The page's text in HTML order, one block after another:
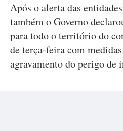
Após o alerta das
também o Governo
para todo o território do
de terça-feira com
agravamento do perigo de